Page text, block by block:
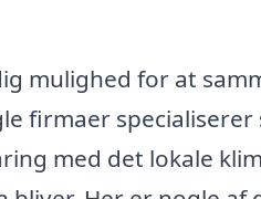
mulighed for at
firmaer specialiserer
med det lokale